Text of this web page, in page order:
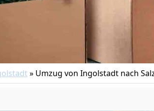
» Umzug von Ingolstadt nach